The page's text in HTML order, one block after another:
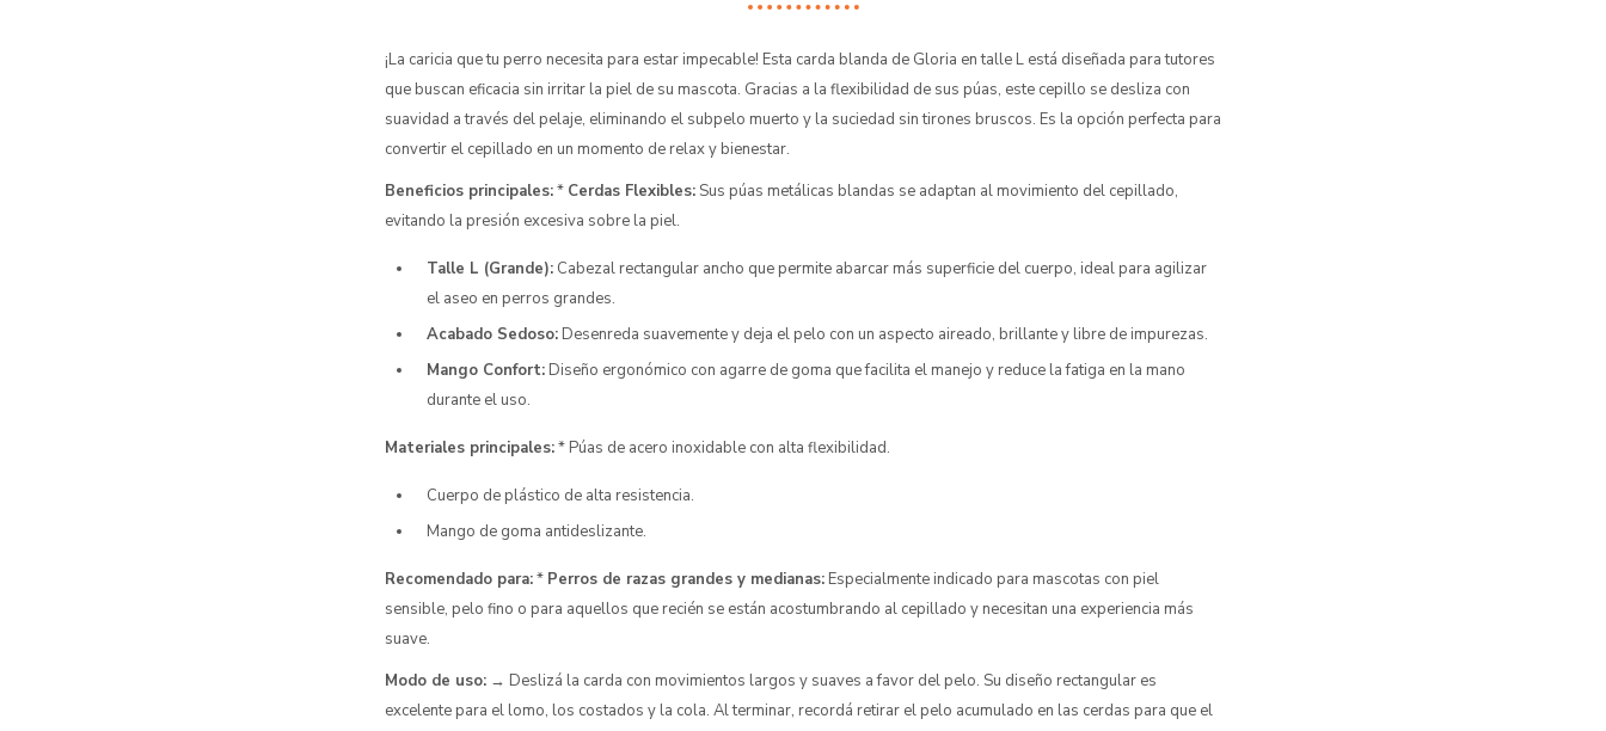
¡La caricia que tu perro necesita para estar impecable! Esta carda blanda de Gloria en talle L está diseñada para tutores
que buscan eficacia sin irritar la piel de su mascota. Gracias a la flexibilidad de sus púas, este cepillo se desliza con
suavidad a través del pelaje, eliminando el subpelo muerto y la suciedad sin tirones bruscos. Es la opción perfecta para
convertir el cepillado en un momento de relax y bienestar.
Beneficios principales:* Cerdas Flexibles:Sus púas metálicas blandas se adaptan al movimiento del cepillado,
evitando la presión excesiva sobre la piel.
Talle L (Grande): Cabezal rectangular ancho que permite abarcar más superficie del cuerpo, ideal para agilizar
el aseo en perros grandes.
Acabado Sedoso: Desenreda suavemente y deja el pelo con un aspecto aireado, brillante y libre de impurezas.
Mango Confort: Diseño ergonómico con agarre de goma que facilita el manejo y reduce la fatiga en la mano
durante el uso.
Materiales principales:* Púas de acero inoxidable con alta flexibilidad.
Cuerpo de plástico de alta resistencia.
Mango de goma antideslizante.
Recomendado para:* Perros de razas grandes y medianas: Especialmente indicado para mascotas con piel
sensible, pelo fino o para aquellos que recién se están acostumbrando al cepillado y necesitan una experiencia más
suave.
Modo de uso: → Deslizá la carda con movimientos largos y suaves a favor del pelo. Su diseño rectangular es
excelente para el lomo, los costados y la cola. Al terminar, recordá retirar el pelo acumulado en las cerdas para que el